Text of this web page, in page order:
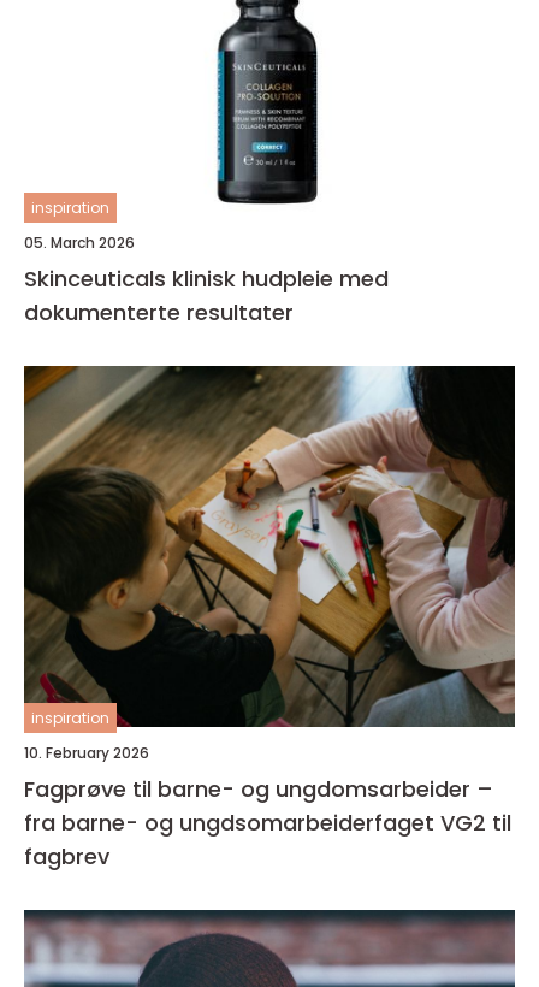
inspiration
05. March 2026
Skinceuticals klinisk hudpleie med
dokumenterte resultater
inspiration
10. February 2026
Fagprøve til barne- og ungdomsarbeider –
fra barne- og ungdsomarbeiderfaget VG2 til
fagbrev